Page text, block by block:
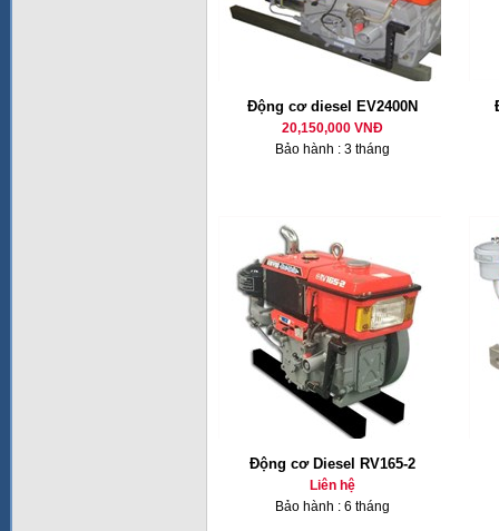
Động cơ diesel EV2400N
20,150,000 VNĐ
Bảo hành : 3 tháng
Động cơ Diesel RV165-2
Liên hệ
Bảo hành : 6 tháng